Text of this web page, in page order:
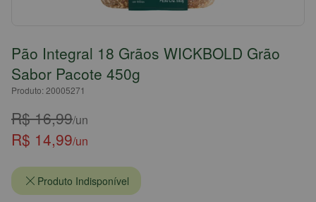
Pão Integral 18 Grãos WICKBOLD Grão
Sabor Pacote 450g
Produto: 20005271
R$ 16,99/un
R$ 14,99/un
Produto Indisponível